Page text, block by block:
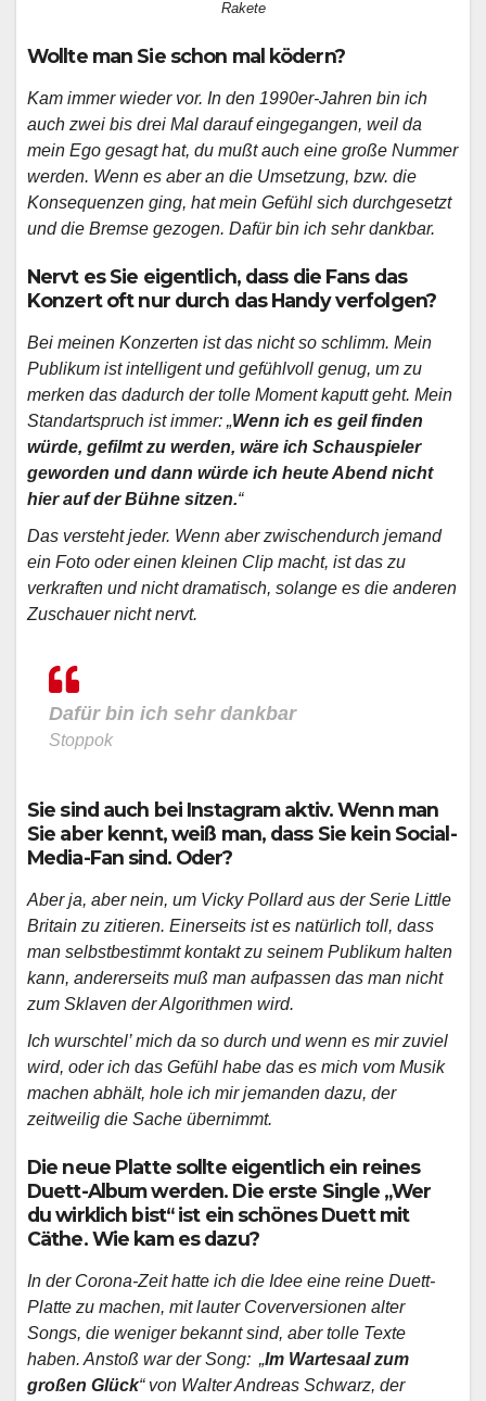
Rakete
Wollte man Sie schon mal ködern?
Kam immer wieder vor. In den 1990er-Jahren bin ich
auch zwei bis drei Mal darauf eingegangen, weil da
mein Ego gesagt hat, du mußt auch eine große Nummer
werden. Wenn es aber an die Umsetzung, bzw. die
Konsequenzen ging, hat mein Gefühl sich durchgesetzt
und die Bremse gezogen. Dafür bin ich sehr dankbar.
Nervt es Sie eigentlich, dass die Fans das
Konzert oft nur durch das Handy verfolgen?
Bei meinen Konzerten ist das nicht so schlimm. Mein
Publikum ist intelligent und gefühlvoll genug, um zu
merken das dadurch der tolle Moment kaputt geht. Mein
Standartspruch ist immer: „Wenn ich es geil finden
würde, gefilmt zu werden, wäre ich Schauspieler
geworden und dann würde ich heute Abend nicht
hier auf der Bühne sitzen.“
Das versteht jeder. Wenn aber zwischendurch jemand
ein Foto oder einen kleinen Clip macht, ist das zu
verkraften und nicht dramatisch, solange es die anderen
Zuschauer nicht nervt.
Dafür bin ich sehr dankbar
Stoppok
Sie sind auch bei Instagram aktiv. Wenn man
Sie aber kennt, weiß man, dass Sie kein Social-
Media-Fan sind. Oder?
Aber ja, aber nein, um Vicky Pollard aus der Serie Little
Britain zu zitieren. Einerseits ist es natürlich toll, dass
man selbstbestimmt kontakt zu seinem Publikum halten
kann, andererseits muß man aufpassen das man nicht
zum Sklaven der Algorithmen wird.
Ich wurschtel’ mich da so durch und wenn es mir zuviel
wird, oder ich das Gefühl habe das es mich vom Musik
machen abhält, hole ich mir jemanden dazu, der
zeitweilig die Sache übernimmt.
Die neue Platte sollte eigentlich ein reines
Duett-Album werden. Die erste Single „Wer
du wirklich bist“ ist ein schönes Duett mit
Cäthe. Wie kam es dazu?
In der Corona-Zeit hatte ich die Idee eine reine Duett-
Platte zu machen, mit lauter Coverversionen alter
Songs, die weniger bekannt sind, aber tolle Texte
haben. Anstoß war der Song: „Im Wartesaal zum
großen Glück“ von Walter Andreas Schwarz, der